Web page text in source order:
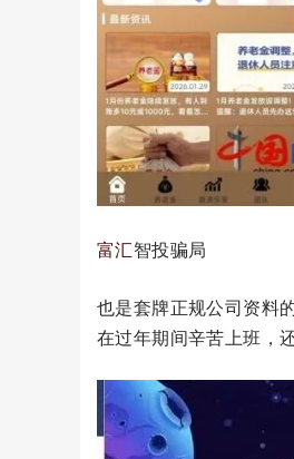
富汇智投骗局
也是套牌正规公司资料
在过年期间辛苦上班，